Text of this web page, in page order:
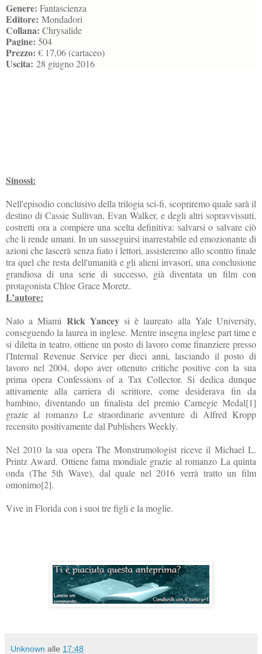
Genere: Fantascienza
Editore: Mondadori
Collana: Chrysalide
Pagine: 504
Prezzo: € 17,06 (cartaceo)
Uscita: 28 giugno 2016
Sinossi:
Nell'episodio conclusivo della trilogia sci-fi, scopriremo quale sarà il
destino di Cassie Sullivan, Evan Walker, e degli altri sopravvissuti,
costretti ora a compiere una scelta definitiva: salvarsi o salvare ciò
che li rende umani. In un susseguirsi inarrestabile ed emozionante di
azioni che lascerà senza fiato i lettori, assisteremo allo scontro finale
tra quel che resta dell'umanità e gli alieni invasori, una conclusione
grandiosa di una serie di successo, già diventata un film con
protagonista Chloe Grace Moretz.
L’autore:
Nato a Miami Rick Yanceysi è laureato alla Yale University,
conseguendo la laurea in inglese. Mentre insegna inglese part time e
si diletta in teatro, ottiene un posto di lavoro come finanziere presso
l'Internal Revenue Service per dieci anni, lasciando il posto di
lavoro nel 2004, dopo aver ottenuto critiche positive con la sua
prima opera Confessions of a Tax Collector. Si dedica dunque
attivamente alla carriera di scrittore, come desiderava fin da
bambino, diventando un finalista del premio Carnegie Medal[1]
grazie al romanzo Le straordinarie avventure di Alfred Kropp
recensito positivamente dal Publishers Weekly.
Nel 2010 la sua opera The Monstrumologist riceve il Michael L.
Printz Award. Ottiene fama mondiale grazie al romanzo La quinta
onda (The 5th Wave), dal quale nel 2016 verrà tratto un film
omonimo[2].
Vive in Florida con i suoi tre figli e la moglie.
Unknown alle 17:48